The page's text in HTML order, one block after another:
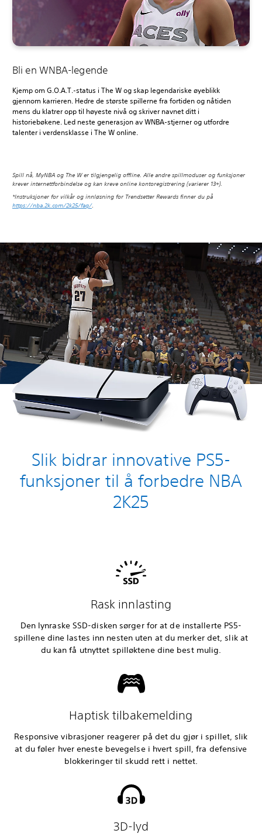
Bli en WNBA-legende
Kjemp om G.O.A.T.-status i The W og skap legendariske øyeblikk
gjennom karrieren. Hedre de største spillerne fra fortiden og nåtiden
mens du klatrer opp til høyeste nivå og skriver navnet ditt i
historiebøkene. Led neste generasjon av WNBA-stjerner og utfordre
talenter i verdensklasse i The W online.
Spill nå, MyNBA og The W er tilgjengelig offline. Alle andre spillmoduser og funksjoner
krever internettforbindelse og kan kreve online kontoregistrering (varierer 13+).
*Instruksjoner for vilkår og innløsning for Trendsetter Rewards finner du på
https://nba.2k.com/2k25/faq/.
Slik bidrar innovative PS5-
funksjoner til å forbedre NBA
2K25
Rask innlasting
Den lynraske SSD-disken sørger for at de installerte PS5-
spillene dine lastes inn nesten uten at du merker det, slik at
du kan få utnyttet spilløktene dine best mulig.
Haptisk tilbakemelding
Responsive vibrasjoner reagerer på det du gjør i spillet, slik
at du føler hver eneste bevegelse i hvert spill, fra defensive
blokkeringer til skudd rett i nettet.
3D-lyd